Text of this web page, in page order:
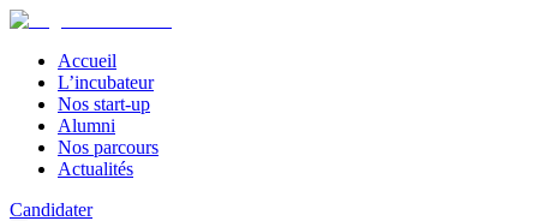
Accueil
L’incubateur
Nos start-up
Alumni
Nos parcours
Actualités
Candidater